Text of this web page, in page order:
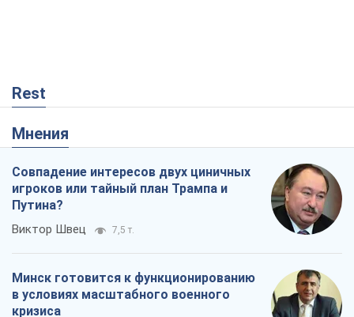
Rest
Мнения
Совпадение интересов двух циничных
игроков или тайный план Трампа и
Путина?
Виктор Швец 7,5 т.
Минск готовится к функционированию
в условиях масштабного военного
кризиса